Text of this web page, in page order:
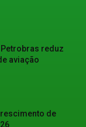
reduz
aviação
de